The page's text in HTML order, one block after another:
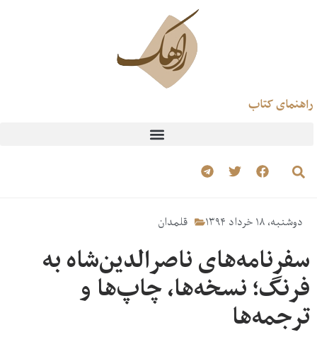
راهنمای کتاب
دوشنبه، ۱۸ خرداد ۱۳۹۴ قلمدان
سفرنامه‌های ناصرالدین‌شاه به
فرنگ؛ نسخه‌ها، چاپ‌ها و
ترجمه‌ها